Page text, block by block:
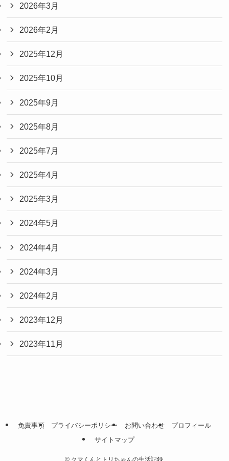
2026年3月
2026年2月
2025年12月
2025年10月
2025年9月
2025年8月
2025年7月
2025年4月
2025年3月
2024年5月
2024年4月
2024年3月
2024年2月
2023年12月
2023年11月
免責事項 プライバシーポリシー お問い合わせ
プロフィール
サイトマップ
©クマくんとトリちゃんの生活記録.